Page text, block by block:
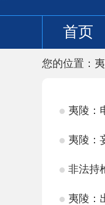
首页
您的位置：
夷陵：
夷陵：
非法持
夷陵：